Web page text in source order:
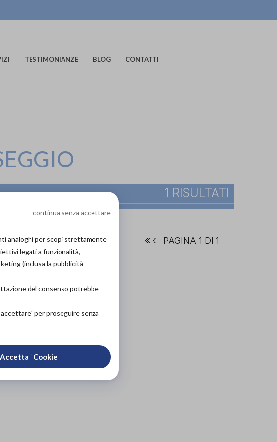
TESTIMONIANZE BLOG CONTATTI
1 RISULTATI
PAGINA 1 DI 1
continua senza accettare
analoghi per scopi strettamente
legati a funzionalità,
(inclusa la pubblicità
del consenso potrebbe
per proseguire senza
Accetta i Cookie